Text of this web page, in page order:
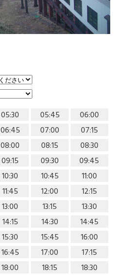
05:30 05:45
06:00
06:45 07:00
07:15
08:00 08:15
08:30
09:15 09:30
09:45
10:30 10:45
11:00
11:45 12:00
12:15
13:00 13:15
13:30
14:15 14:30
14:45
15:30 15:45
16:00
16:45 17:00
17:15
18:00 18:15
18:30